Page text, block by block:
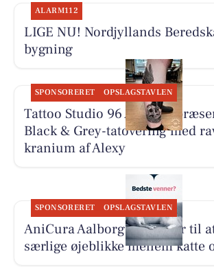
ALARM112
LIGE NU! Nordjyllands
bygning
SPONSORERET OPSLAGSTAVLEN
Tattoo Studio 96 Aalborg
Black & Grey-tatovering med
kranium af Alexy
SPONSORERET OPSLAGSTAVLEN
AniCura Aalborg opfordrer til
særlige øjeblikke mellem katte